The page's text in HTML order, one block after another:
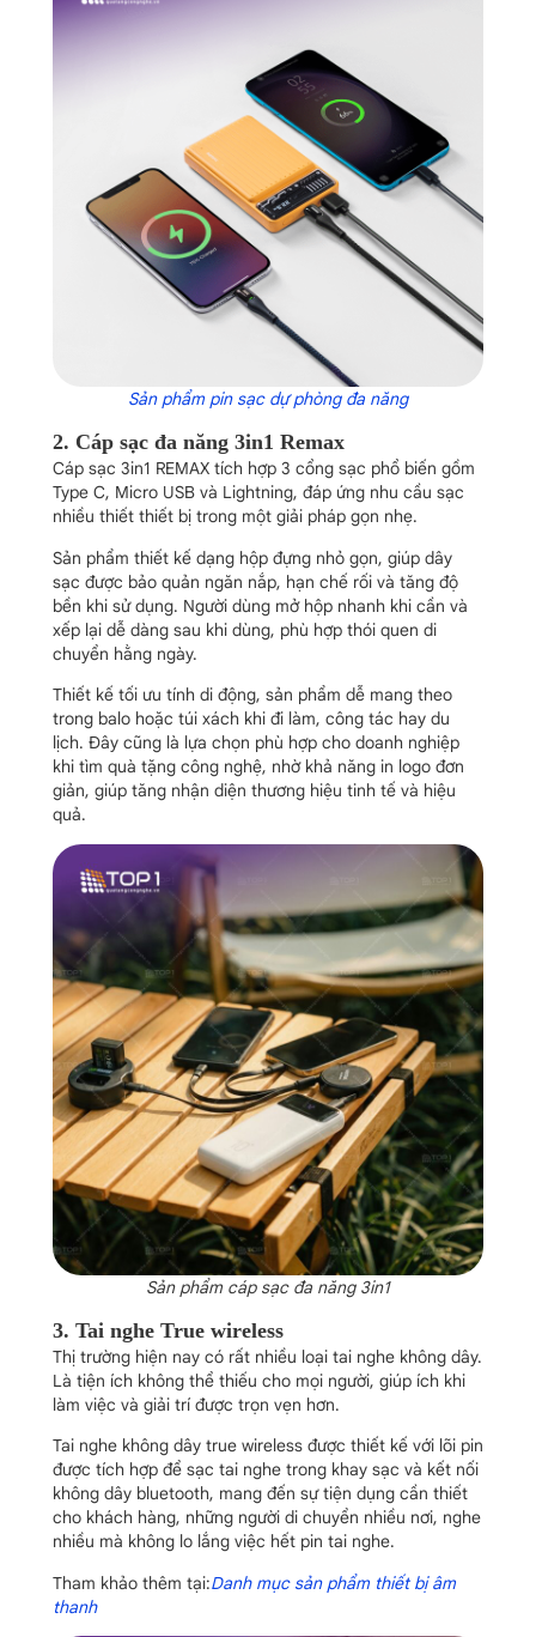
Sản phẩm pin sạc dự phòng đa năng
2. Cáp sạc đa năng 3in1 Remax
Cáp sạc 3in1 REMAX tích hợp 3 cổng sạc phổ biến gồm
Type C, Micro USB và Lightning, đáp ứng nhu cầu sạc
nhiều thiết thiết bị trong một giải pháp gọn nhẹ.
Sản phẩm thiết kế dạng hộp đựng nhỏ gọn, giúp dây
sạc được bảo quản ngăn nắp, hạn chế rối và tăng độ
bền khi sử dụng. Người dùng mở hộp nhanh khi cần và
xếp lại dễ dàng sau khi dùng, phù hợp thói quen di
chuyển hằng ngày.
Thiết kế tối ưu tính di động, sản phẩm dễ mang theo
trong balo hoặc túi xách khi đi làm, công tác hay du
lịch. Đây cũng là lựa chọn phù hợp cho doanh nghiệp
khi tìm quà tặng công nghệ, nhờ khả năng in logo đơn
giản, giúp tăng nhận diện thương hiệu tinh tế và hiệu
quả.
Sản phẩm cáp sạc đa năng 3in1
3. Tai nghe True wireless
Thị trường hiện nay có rất nhiều loại tai nghe không dây.
Là tiện ích không thể thiếu cho mọi người, giúp ích khi
làm việc và giải trí được trọn vẹn hơn.
Tai nghe không dây true wireless được thiết kế với lõi pin
được tích hợp để sạc tai nghe trong khay sạc và kết nối
không dây bluetooth, mang đến sự tiện dụng cần thiết
cho khách hàng, những người di chuyển nhiều nơi, nghe
nhiều mà không lo lắng việc hết pin tai nghe.
Tham khảo thêm tại:Danh mục sản phẩm thiết bị âm
thanh